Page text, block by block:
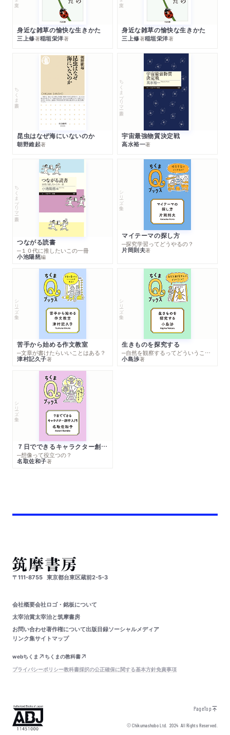
身近な雑草の愉快な生きかた
三上修著稲垣栄洋著
身近な雑草の愉快な生きかた
三上修著稲垣栄洋著
ちくま新書
昆虫はなぜ海にいないのか
朝野維起著
ちくまプリマー新書
宇宙最強物質決定戦
高水裕一著
ちくまプリマー新書
つながる読書
─１０代に推したいこの一冊
小池陽慈編
シリーズ・全集
マイテーマの探し方
─探究学習ってどうやるの？
片岡則夫著
シリーズ・全集
苦手から始める作文教室
─文章が書けたらいいことはある？
津村記久子著
シリーズ・全集
生きものを探究する
─自然を観察するってどういうこと？
小島渉著
シリーズ・全集
７日でできるキャラクター創作入門
─想像って役立つの？
名取佐和子著
〒111-8755 東京都台東区蔵前2-5-3
会社概要会社ロゴ・銘板について
太宰治賞太宰治と筑摩書房
お問い合わせ著作権について出版目録ソーシャルメディア
リンク集サイトマップ
webちくま
ちくまの教科書
プライバシーポリシー教科書採択の公正確保に関する基本方針免責事項
PageTop
© Chikumashobo Ltd.2024 All Rights Reserved.